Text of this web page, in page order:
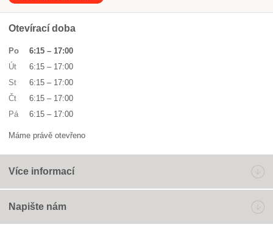
Otevírací doba
Po 6:15 – 17:00
Út
6:15 – 17:00
St
6:15 – 17:00
Čt
6:15 – 17:00
Pá
6:15 – 17:00
Máme právě otevřeno
Více informací
Napište nám